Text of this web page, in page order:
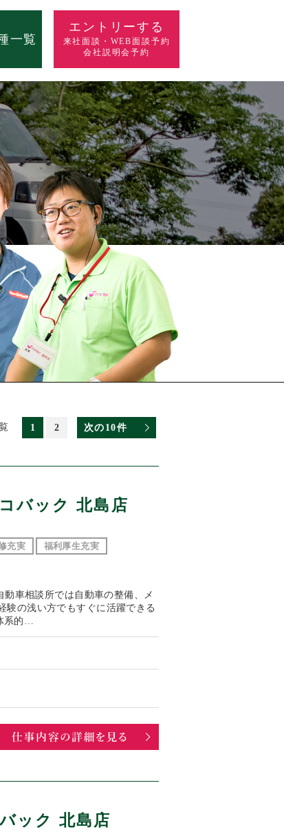
一覧
エントリーする
来社面談・WEB面談予約
会社説明会予約
1 2 次の10件
バック 北島店
充実
福利厚生充実
車相談所では自動車の整備、メ
験の浅い方でもすぐに活躍できる
系的…
ック 北島店